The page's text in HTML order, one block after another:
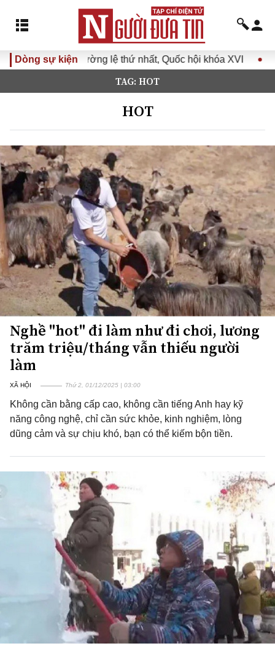
Dòng sự kiện
lệ thứ nhất, Quốc hội khóa XVI Đưa Nghị quyết
TAG: HOT
HOT
Nghề "hot" đi làm như đi chơi, lương
trăm triệu/tháng vẫn thiếu người
làm
XÃ HỘI Thứ 2, 01/12/2025 | 03:00
Không cần bằng cấp cao, không cần tiếng Anh hay kỹ
năng công nghệ, chỉ cần sức khỏe, kinh nghiệm, lòng
dũng cảm và sự chịu khó, bạn có thể kiếm bộn tiền.